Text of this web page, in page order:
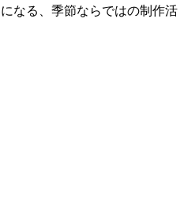
なる、季節ならではの制作活